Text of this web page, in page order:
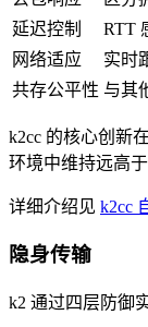
延迟控制
RTT
网络适应
实时
共存公平性 与其
k2cc 的核心创新
环境中维持远高
详细介绍见 k2cc
隐身传输
k2 通过四层防御